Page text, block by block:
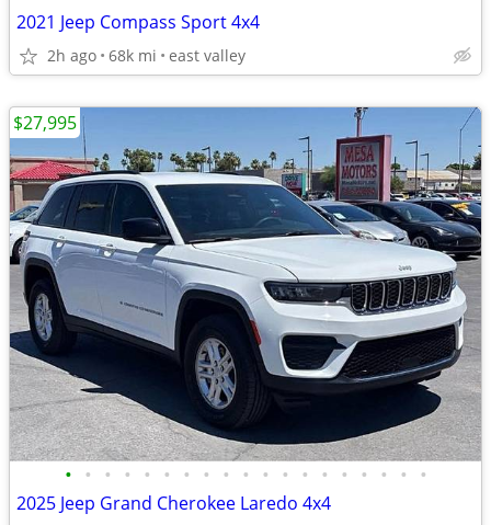
2021 Jeep Compass Sport 4x4
2h ago 68k mi east valley
• • • • • • • • • • • • • • • • • • •
2025 Jeep Grand Cherokee Laredo 4x4
$27,995